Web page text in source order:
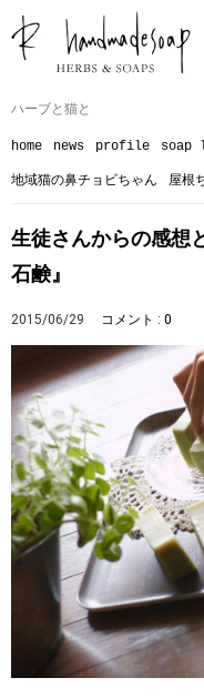
ハーブと猫と
home news profile soap
地域猫の鼻チョビちゃん 屋根
生徒さんからの感想
石鹸』
2015/06/29 コメント : 0